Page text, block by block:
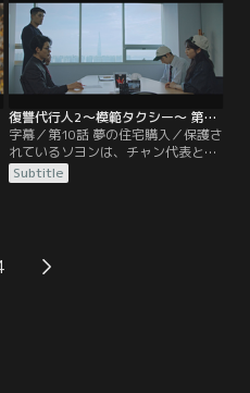
範タクシーの面々は追い込んでい
く。
復讐代行人2～模範タクシー～ 第10話／字幕
字幕／第10話 夢の住宅購入／保護さ
れているソヨンは、チャン代表と一
緒にオモチャを買いに行くことにす
る。ドギとゴウンは新婚夫婦のふり
Subtitle